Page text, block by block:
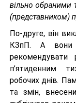
вільно обраними
(представником)
По-друге, він
КЗпП. А вони
рекомендувати
п’ятиденним
робочих днів.
та змін,